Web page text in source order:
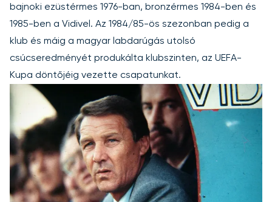
bajnoki ezüstérmes 1976-ban, bronzérmes 1984-ben és
1985-ben a Vidivel. Az 1984/85-ös szezonban pedig a
klub és máig a magyar labdarúgás utolsó
csúcseredményét produkálta klubszinten, az UEFA-
Kupa döntőjéig vezette csapatunkat.